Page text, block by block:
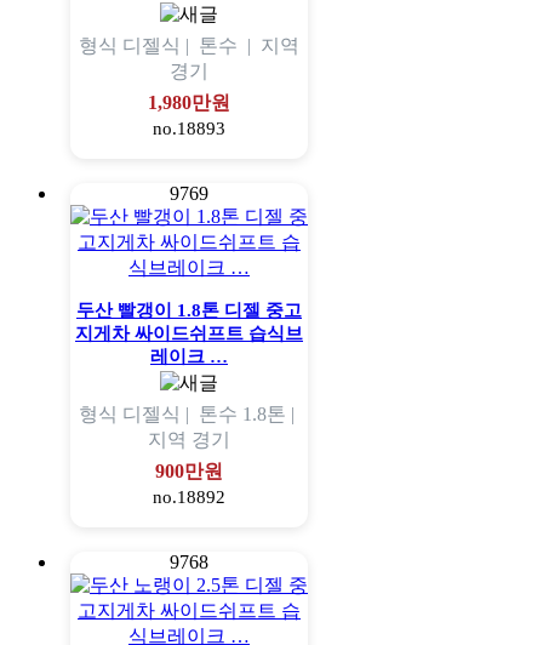
형식 디젤식 | 톤수 | 지역
경기
1,980만원
no.18893
9769
두산 빨갱이 1.8톤 디젤 중고
지게차 싸이드쉬프트 습식브
레이크 …
형식 디젤식 | 톤수 1.8톤 |
지역 경기
900만원
no.18892
9768